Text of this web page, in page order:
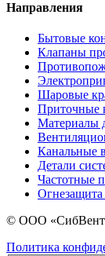
Направления
Бытовые
Клапаны
Шаровые
Приточные
Материалы
Канальные
Детали
Частотные
Огнезащита
© ООО
Политика